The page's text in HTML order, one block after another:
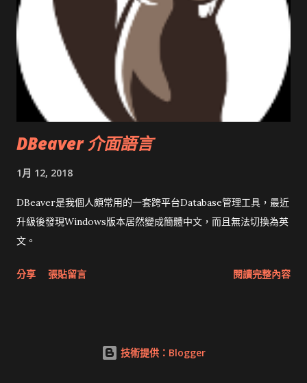
DBeaver 介面語言
1月 12, 2018
DBeaver是我個人頗常用的一套跨平台Database管理工具，最近
升級後發現Windows版本居然變成簡體中文，而且無法切換為英
文。
分享 張貼留言 閱讀完整內容
技術提供：Blogger